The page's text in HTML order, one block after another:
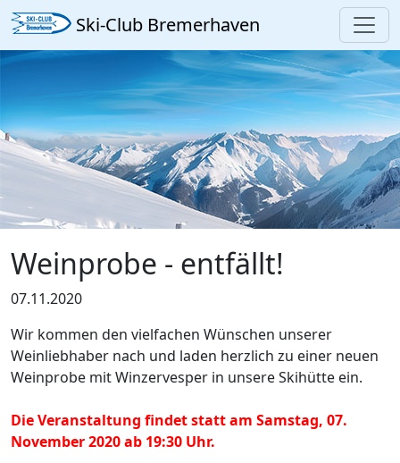
Ski-Club Bremerhaven
Weinprobe - entfällt!
07.11.2020
Wir kommen den vielfachen Wünschen unserer
Weinliebhaber nach und laden herzlich zu einer neuen
Weinprobe mit Winzervesper in unsere Skihütte ein.
Die Veranstaltung findet statt am Samstag, 07.
November 2020 ab 19:30 Uhr.